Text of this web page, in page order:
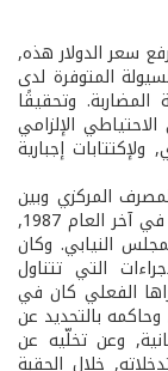
سعر الدولار هذه,
حجم السيولة المتوفرة لدى
وتحقيقًا
الإلزامي
إجبارية
المركزي وبين
المصارف التجارية, استمرت زهاء سنتين. وانتهت في آخر العام 1987,
النيابي. وكان
التي تتناول
الفعلي كان في
بالتحديد­ عن
وعن تخلّيه عن